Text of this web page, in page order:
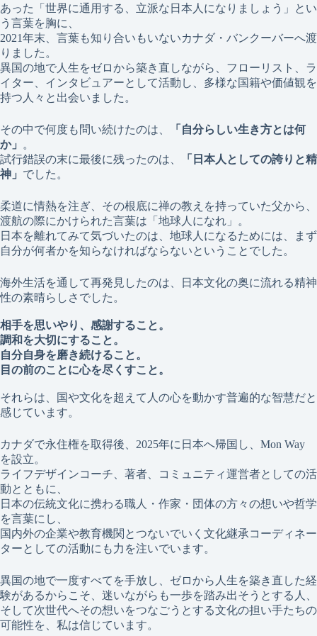
あった「世界に通用する、立派な日本人になりましょう」とい
う言葉を胸に、
2021年末、言葉も知り合いもいないカナダ・バンクーバーへ渡
りました。
異国の地で人生をゼロから築き直しながら、フローリスト、ラ
イター、インタビュアーとして活動し、多様な国籍や価値観を
持つ人々と出会いました。
その中で何度も問い続けたのは、
「自分らしい生き方とは何
か」
。
試行錯誤の末に最後に残ったのは、
「日本人としての誇りと精
神」 でした。
柔道に情熱を注ぎ、その根底に禅の教えを持っていた父から、
渡航の際にかけられた言葉は「地球人になれ」。
日本を離れてみて気づいたのは、地球人になるためには、まず
自分が何者かを知らなければならないということでした。
海外生活を通して再発見したのは、日本文化の奥に流れる精神
性の素晴らしさでした。
相手を思いやり、感謝すること。
調和を大切にすること。
自分自身を磨き続けること。
目の前のことに心を尽くすこと。
それらは、国や文化を超えて人の心を動かす普遍的な智慧だと
感じています。
カナダで永住権を取得後、2025年に日本へ帰国し、Mon Way
を設立。
ライフデザインコーチ、著者、コミュニティ運営者としての活
動とともに、
日本の伝統文化に携わる職人・作家・団体の方々の想いや哲学
を言葉にし、
国内外の企業や教育機関とつないでいく文化継承コーディネー
ターとしての活動にも力を注いでいます。
異国の地で一度すべてを手放し、ゼロから人生を築き直した経
験があるからこそ、迷いながらも一歩を踏み出そうとする人、
そして次世代へその想いをつなごうとする文化の担い手たちの
可能性を、私は信じています。